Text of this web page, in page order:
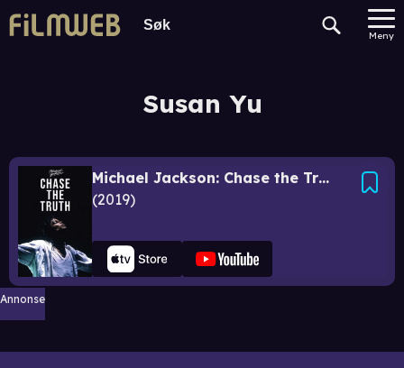
Meny
Susan Yu
Michael Jackson: Chase the Truth
2019
Annonse